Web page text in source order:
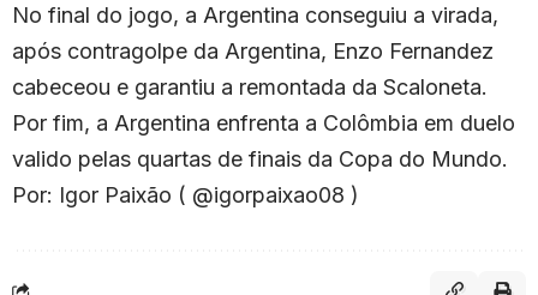
No final do jogo, a Argentina conseguiu a virada,
após contragolpe da Argentina, Enzo Fernandez
cabeceou e garantiu a remontada da Scaloneta.
Por fim, a Argentina enfrenta a Colômbia em duelo
valido pelas quartas de finais da Copa do Mundo.
Por: Igor Paixão ( @igorpaixao08 )